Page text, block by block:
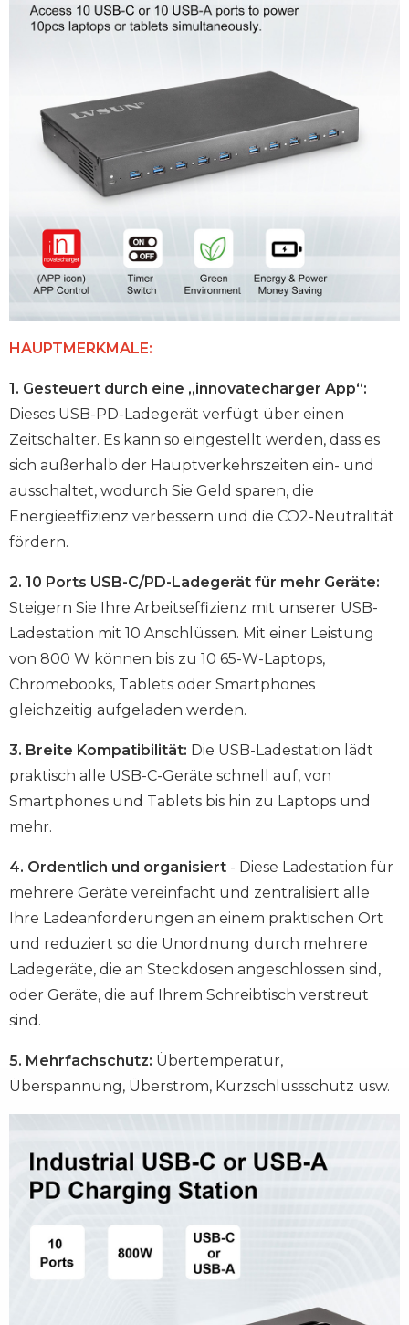
HAUPTMERKMALE:
1. Gesteuert durch eine „innovatecharger App“:
Dieses USB-PD-Ladegerät verfügt über einen
Zeitschalter. Es kann so eingestellt werden, dass es
sich außerhalb der Hauptverkehrszeiten ein- und
ausschaltet, wodurch Sie Geld sparen, die
Energieeffizienz verbessern und die CO2-Neutralität
fördern.
2. 10 Ports USB-C/PD-Ladegerät für mehr Geräte:
Steigern Sie Ihre Arbeitseffizienz mit unserer USB-
Ladestation mit 10 Anschlüssen. Mit einer Leistung
von 800 W können bis zu 10 65-W-Laptops,
Chromebooks, Tablets oder Smartphones
gleichzeitig aufgeladen werden.
3. Breite Kompatibilität: Die USB-Ladestation lädt
praktisch alle USB-C-Geräte schnell auf, von
Smartphones und Tablets bis hin zu Laptops und
mehr.
4. Ordentlich und organisiert - Diese Ladestation für
mehrere Geräte vereinfacht und zentralisiert alle
Ihre Ladeanforderungen an einem praktischen Ort
und reduziert so die Unordnung durch mehrere
Ladegeräte, die an Steckdosen angeschlossen sind,
oder Geräte, die auf Ihrem Schreibtisch verstreut
sind.
5. Mehrfachschutz: Übertemperatur,
Überspannung, Überstrom, Kurzschlussschutz usw.